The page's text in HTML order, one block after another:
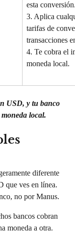
esta
3. Aplica
tarifas de
transacciones
4. Te cobra el
moneda local.
USD, y tu banco
local.
diferente
que ves en línea.
no por Manus.
bancos cobran
moneda a otra.